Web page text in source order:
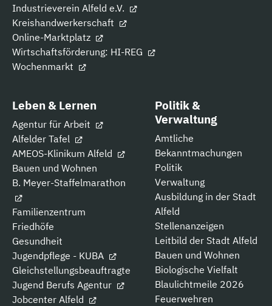
Industrieverein Alfeld e.V.
Kreishandwerkerschaft
Online-Marktplatz
Wirtschaftsförderung: HI-REG
Wochenmarkt
Leben & Lernen
Agentur für Arbeit
Alfelder Tafel
AMEOS-Klinikum Alfeld
Bauen und Wohnen
B. Meyer-Staffelmarathon
Familienzentrum
Friedhöfe
Gesundheit
Jugendpflege - KUBA
Gleichstellungsbeauftragte
Jugend Berufs Agentur
Jobcenter Alfeld
Politik &
Verwaltung
Amtliche
Bekanntmachungen
Politik
Verwaltung
Ausbildung in der Stadt
Alfeld
Stellenanzeigen
Leitbild der Stadt Alfeld
Bauen und Wohnen
Biologische Vielfalt
Blaulichtmeile 2026
Feuerwehren